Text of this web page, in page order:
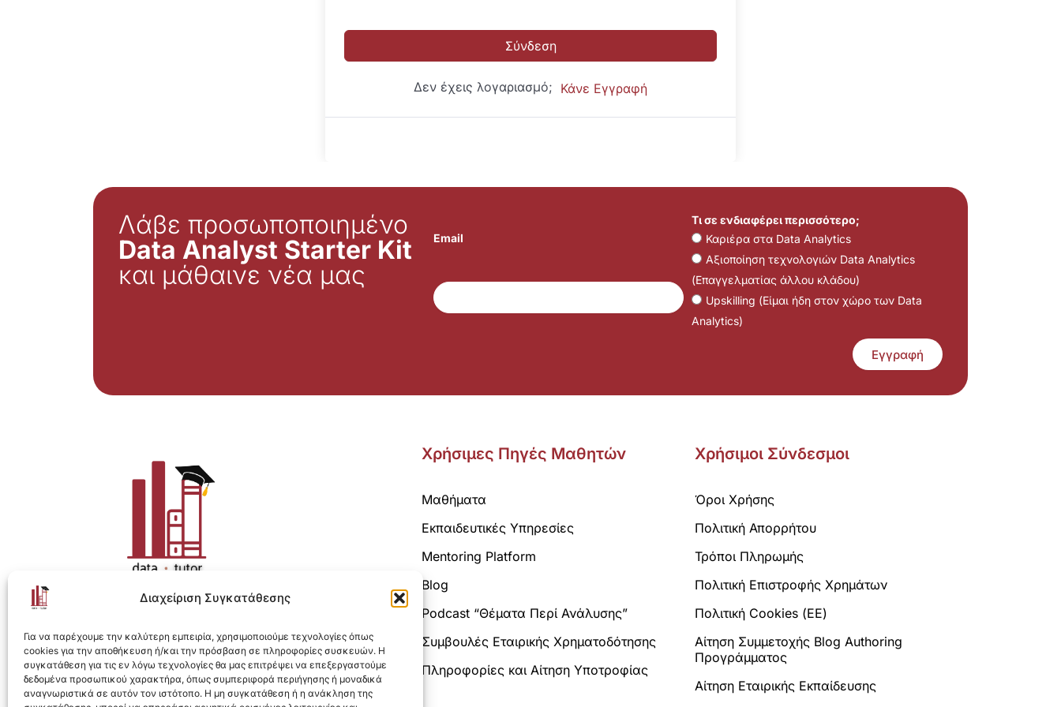
Διαχείριση Συγκατάθεσης
Για να παρέχουμε την καλύτερη εμπειρία, χρησιμοποιούμε τεχνολογίες όπως
cookies για την αποθήκευση ή/και την πρόσβαση σε πληροφορίες συσκευών. Η
συγκατάθεση για τις εν λόγω τεχνολογίες θα μας επιτρέψει να επεξεργαστούμε
δεδομένα προσωπικού χαρακτήρα, όπως συμπεριφορά περιήγησης ή μοναδικά
αναγνωριστικά σε αυτόν τον ιστότοπο. Η μη συγκατάθεση ή η ανάκληση της
Σύνδεση
Δεν έχεις λογαριασμό; Κάνε Εγγραφή
Λάβε προσωποποιημένο
Data Analyst Starter Kit
και μάθαινε νέα μας
Email
Τι σε ενδιαφέρει περισσότερο;
Καριέρα στα Data Analytics
Αξιοποίηση τεχνολογιών Data Analytics
(Επαγγελματίας άλλου κλάδου)
Upskilling (Είμαι ήδη στον χώρο των Data
Analytics)
Εγγραφή
Η ολοκληρωμένη e-learning λύση για Data Analytics.
Χρήσιμες Πηγές Μαθητών
Μαθήματα
Εκπαιδευτικές Υπηρεσίες
Mentoring Platform
Blog
Podcast “Θέματα Περί Ανάλυσης”
Συμβουλές Εταιρικής Χρηματοδότησης
Πληροφορίες και Αίτηση Υποτροφίας
Χρήσιμοι Σύνδεσμοι
Όροι Χρήσης
Πολιτική Απορρήτου
Τρόποι Πληρωμής
Πολιτική Επιστροφής Χρημάτων
Πολιτική Cookies (ΕΕ)
Αίτηση Συμμετοχής Blog Authoring
Προγράμματος
Αίτηση Εταιρικής Εκπαίδευσης